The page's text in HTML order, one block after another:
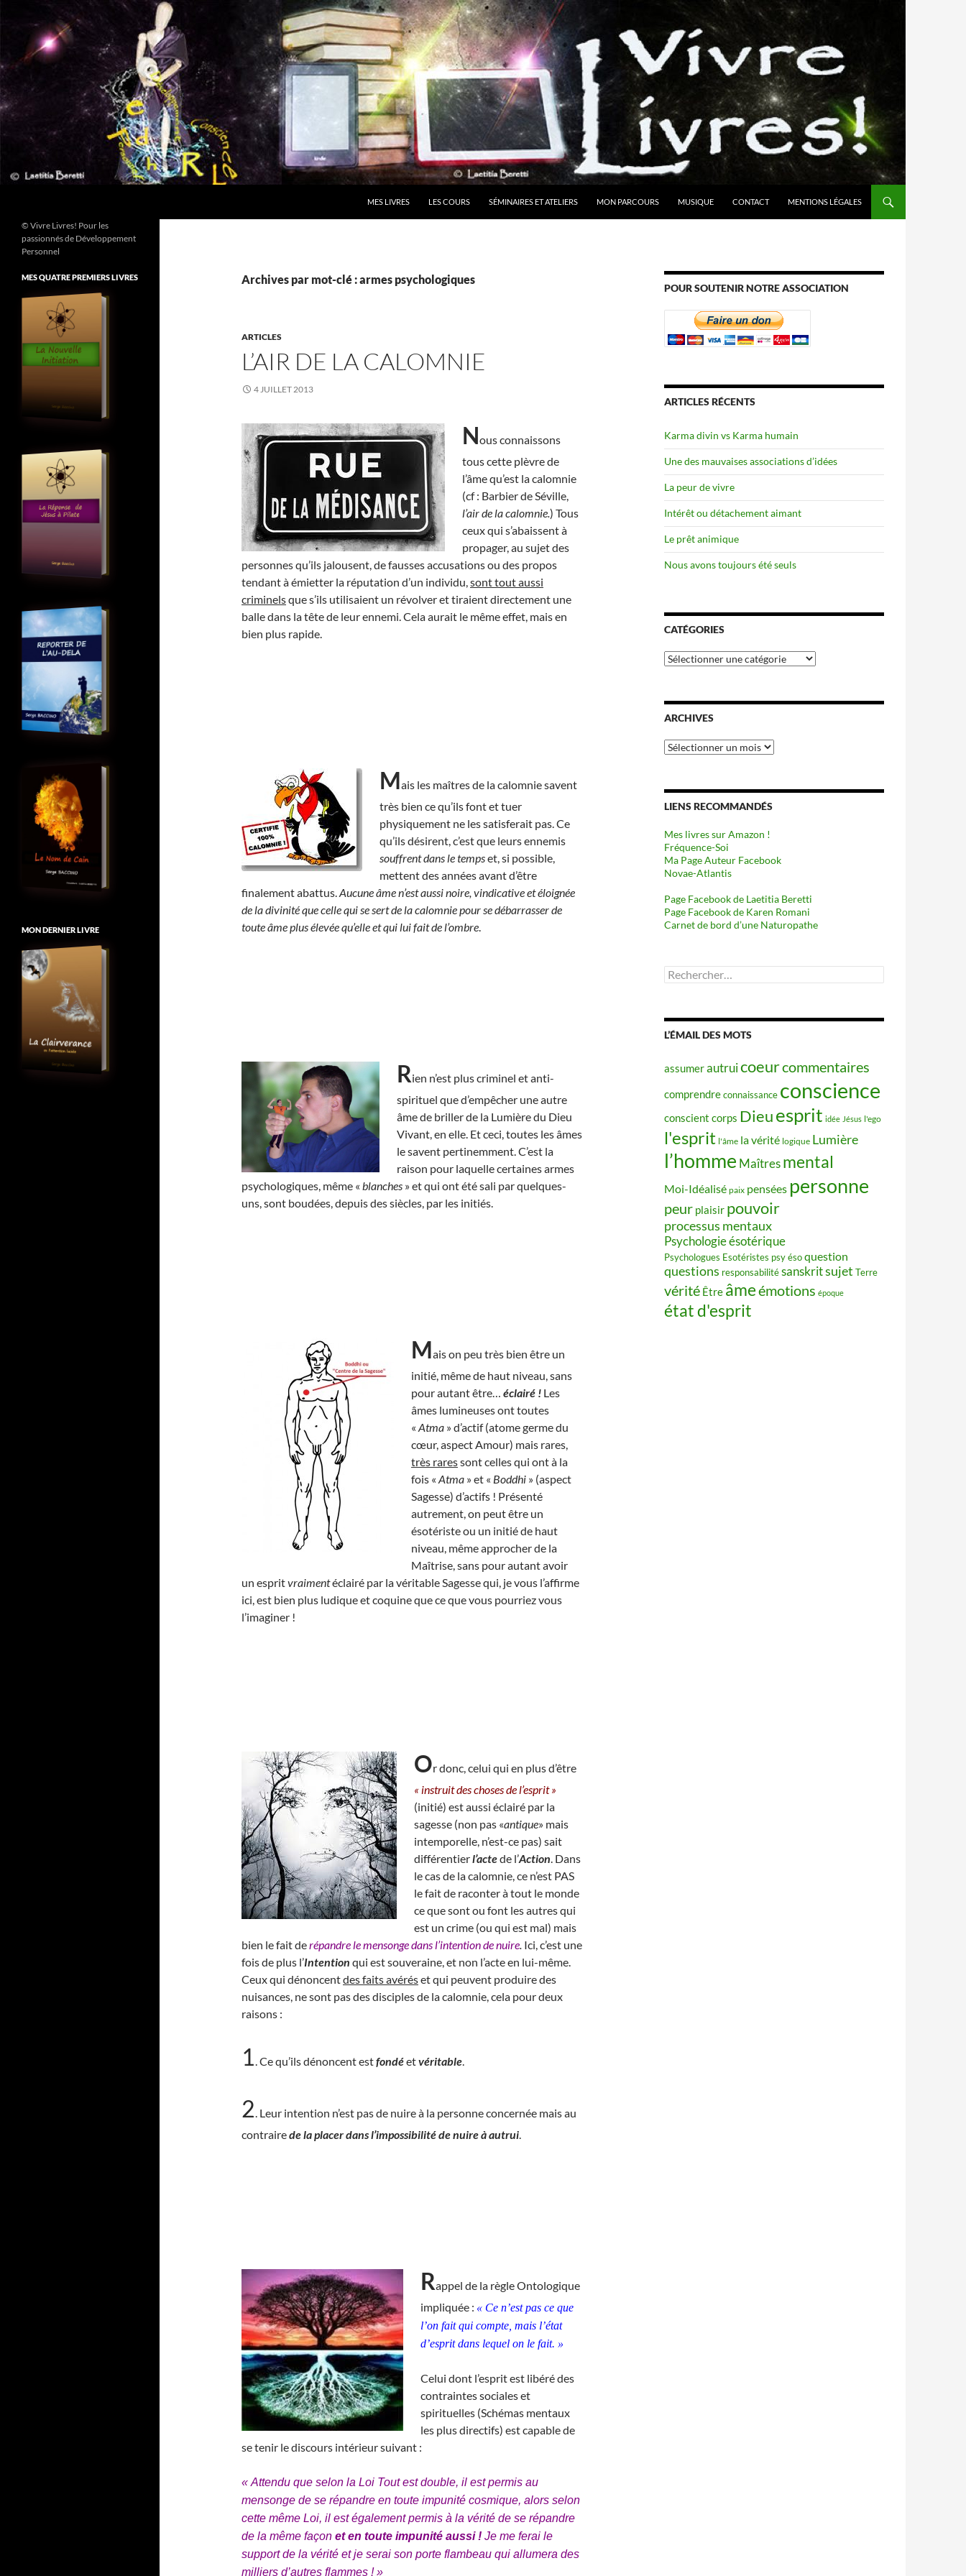
contenu
MES LIVRES LES COURS SÉMINAIRES ET ATELIERS MON PARCOURS MUSIQUE CONTACT MENTIONS LÉGALES
Archives par mot-clé : armes psychologiques
ARTICLES
L’AIR DE LA CALOMNIE
4 JUILLET 2013
Nous connaissons
tous cette plèvre de
l’âme qu’est la calomnie
(cf : Barbier de Séville,
l’air de la calomnie.) Tous
ceux qui s’abaissent à
propager, au sujet des
personnes qu’ils jalousent, de fausses accusations ou des propos
tendant à émietter la réputation d’un individu,sont tout aussi
criminelsque s’ils utilisaient un révolver et tiraient directement une
balle dans la tête de leur ennemi. Cela aurait le même effet, mais en
bien plus rapide.
Mais les maîtres de la calomnie savent
très bien ce qu’ils font et tuer
physiquement ne les satisferait pas. Ce
qu’ils désirent, c’est que leurs ennemis
souffrent dans le tempset, si possible,
mettent des années avant d’être
finalement abattus.Aucune âme n’est aussi noire, vindicative et éloignée
de la divinité que celle qui se sert de la calomnie pour se débarrasser de
toute âme plus élevée qu’elle et qui lui fait de l’ombre.
Rien n’est plus criminel et anti-
spirituel que d’empêcher une autre
âme de briller de la Lumière du Dieu
Vivant, en elle. Et ceci, toutes les âmes
le savent pertinemment. C’est la
raison pour laquelle certaines armes
psychologiques, même « blanches » et qui ont été sali par quelques-
uns, sont boudées, depuis des siècles, par les initiés.
Mais on peu très bien être un
initié, même de haut niveau, sans
pour autant être… éclairé ! Les
âmes lumineuses ont toutes
« Atma » d’actif (atome germe du
cœur, aspect Amour) mais rares,
très raressont celles qui ont à la
fois « Atma » et « Boddhi » (aspect
Sagesse) d’actifs ! Présenté
autrement, on peut être un
ésotériste ou un initié de haut
niveau, même approcher de la
Maîtrise, sans pour autant avoir
un espritvraimentéclairé par la véritable Sagesse qui, je vous l’affirme
ici, est bien plus ludique et coquine que ce que vous pourriez vous
l’imaginer !
Or donc, celui qui en plus d’être
« instruit des choses de l’esprit »
(initié) est aussi éclairé par la
sagesse (non pas «antique» mais
intemporelle, n’est-ce pas) sait
différentierl’actede l’Action. Dans
le cas de la calomnie, ce n’est PAS
le fait de raconter à tout le monde
ce que sont ou font les autres qui
est un crime (ou qui est mal) mais
bien le fait derépandre le mensonge dans l’intention de nuire. Ici, c’est une
fois de plus l’Intention qui est souveraine, et non l’acte en lui-même.
Ceux qui dénoncentdes faits avéréset qui peuvent produire des
nuisances, ne sont pas des disciples de la calomnie, cela pour deux
raisons :
1. Ce qu’ils dénoncent estfondéetvéritable.
2. Leur intention n’est pas de nuire à la personne concernée mais au
contrairede la placer dans l’impossibilité de nuire à autrui.
Rappel de la règle Ontologique
impliquée : « Ce n’est pas ce que
l’on fait qui compte, mais l’état
d’esprit dans lequel on le fait. »
Celui dont l’esprit est libéré des
contraintes sociales et
spirituelles (Schémas mentaux
les plus directifs) est capable de
se tenir le discours intérieur suivant :
« Attendu que selon la Loi Tout est double, il est permis au
mensonge de se répandre en toute impunité cosmique, alors selon
cette même Loi, il est également permis à la vérité de se répandre
de la même façon et en toute impunité aussi ! Je me ferai le
support de la vérité et je serai son porte flambeau qui allumera des
milliers d’autres flammes ! »
POUR SOUTENIR NOTRE ASSOCIATION
ARTICLES RÉCENTS
Karma divin vs Karma humain
Une des mauvaises associations d’idées
La peur de vivre
Intérêt ou détachement aimant
Le prêt animique
Nous avons toujours été seuls
CATÉGORIES
Catégories
ARCHIVES
Archives
LIENS RECOMMANDÉS
Mes livres sur Amazon !
Fréquence-Soi
Ma Page Auteur Facebook
Novae-Atlantis
Page Facebook de Laetitia Beretti
Page Facebook de Karen Romani
Carnet de bord d’une Naturopathe
Rechercher :
L’ÉMAIL DES MOTS
assumerautruicoeurcommentaires
comprendreconnaissance conscience
conscient corps Dieuesprit idée Jésus l'ego
l'esprit l'âme la vérité logique Lumière
l’homme Maîtres mental
Moi-Idéalisé paix pensées personne
peur plaisir pouvoir
processus mentaux
Psychologie ésotérique
Psychologues Esotéristes psy ésoquestion
questions responsabilitésanskritsujet Terre
vérité Être âmeémotions époque
état d'esprit
© Vivre Livres! Pour les
passionnés de Développement
Personnel
MES QUATRE PREMIERS LIVRES
MON DERNIER LIVRE